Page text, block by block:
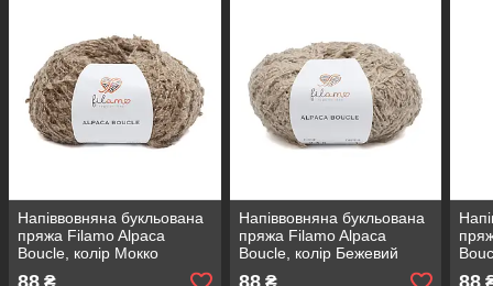
Напіввовняна букльована
пряжа Filamo Alpaca
Boucle, колір Мокко
Напіввовняна букльована
пряжа Filamo Alpaca
Boucle, колір Бежевий